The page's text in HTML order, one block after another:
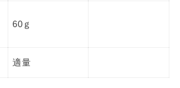
60ｇ
適量